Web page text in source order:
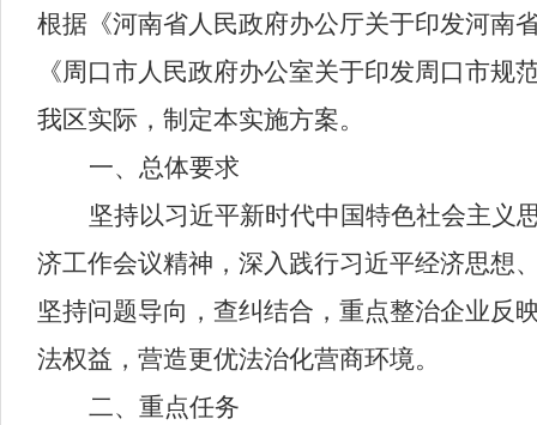
根据 《河南省人民政府办公厅关于印发河南
《周口市人民政府办公室关于印发周口市规
我区实际， 制定本实施方案。
一、总体要求
坚持以习近平新时代中国特色社会主义
济工作会议精神，深入践行习近平经济思想
坚持问题导向， 查纠结合，重点整治企业反
法权益，营造更优法治化营商环境。
二、重点任务